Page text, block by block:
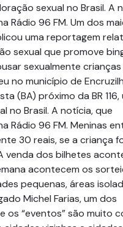
sexual no Brasil. A
Rádio 96 FM. Um dos
uma reportagem
sexual que promove
sexualmente crianças
no município de
(BA) próximo da BR 116,
no Brasil. A notícia, que
96 FM. Meninas
30 reais, se a criança
dos bilhetes
acontecem os
pequenas, áreas
Michel Farias, um dos
“eventos” são muito